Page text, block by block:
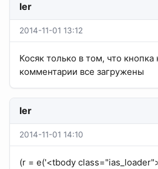
ler
2014-11-01 13:12
Косяк только в том, что кнопка
комментарии все загружены
ler
2014-11-01 14:10
(r = e('<tbody